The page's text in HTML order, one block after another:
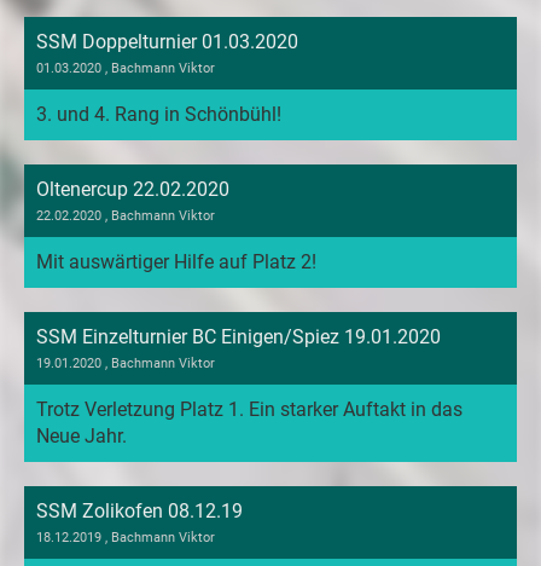
SSM Doppelturnier 01.03.2020
01.03.2020 , Bachmann Viktor
3. und 4. Rang in Schönbühl!
Oltenercup 22.02.2020
22.02.2020 , Bachmann Viktor
Mit auswärtiger Hilfe auf Platz 2!
SSM Einzelturnier BC Einigen/Spiez 19.01.2020
19.01.2020 , Bachmann Viktor
Trotz Verletzung Platz 1. Ein starker Auftakt in das
Neue Jahr.
SSM Zolikofen 08.12.19
18.12.2019 , Bachmann Viktor